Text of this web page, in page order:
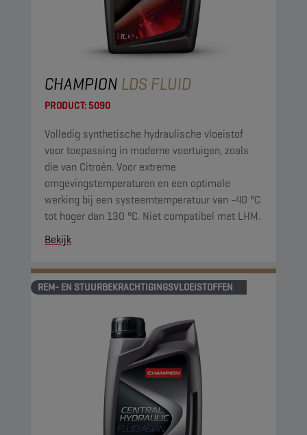
CHAMPION LDS FLUID
PRODUCT:5090
Volledig synthetische hydraulische vloeistof
voor toepassing in moderne voertuigen, zoals
die van Citroën. Voor extreme
omgevingstemperaturen en een optimale
werking bij een systeemtemperatuur van -40 °C
tot hoger dan 130 °C. Niet compatibel met LHM.
Bekijk
REM- EN STUURBEKRACHTIGINGSVLOEISTOFFEN